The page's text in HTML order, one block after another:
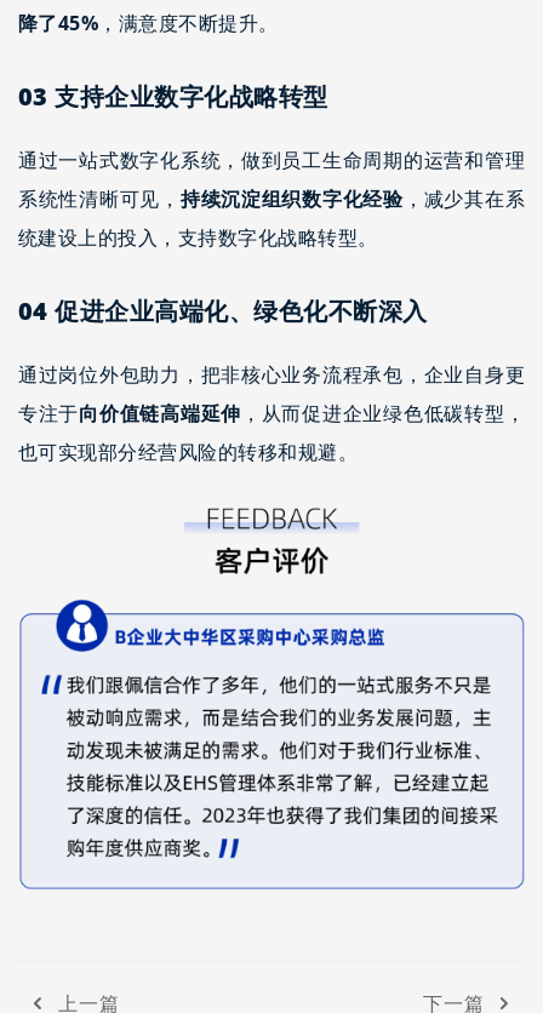
降了45% ，满意度不断提升。
03 支持企业数字化战略转型
通过一站式数字化系统，做到员工生命周期的运营和管理
系统性清晰可见， 持续沉淀组织数字化经验，减少其在系
统建设上的投入，支持数字化战略转型。
04 促进企业高端化、绿色化不断深入
通过岗位外包助力，把非核心业务流程承包，企业自身更
专注于向价值链高端延伸 ，从而促进企业绿色低碳转型，
也可实现部分经营风险的转移和规避。
上一篇 下一篇